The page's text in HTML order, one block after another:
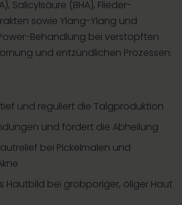
Salicylsäure (BHA), Flieder-
sowie Ylang-Ylang und
Behandlung bei verstopften
und entzündlichen Prozessen.
und reguliert die Talgproduktion
und fördert die Abheilung
bei Pickelmalen und
Hautbild bei grobporiger, öliger Haut